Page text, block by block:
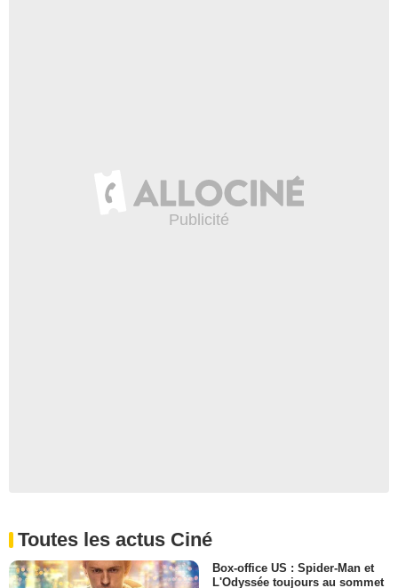
Toutes les actus Ciné
Box-office US : Spider-Man et
L'Odyssée toujours au sommet